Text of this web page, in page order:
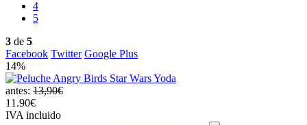
4
5
3 de 5
Facebook Twitter Google Plus
14%
antes: 13,90€
11.90€
IVA incluido